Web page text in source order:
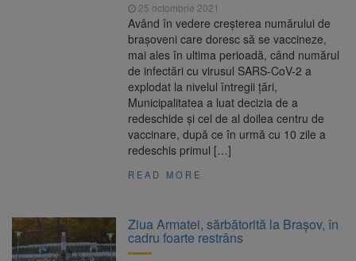
25 octombrie 2021
Având în vedere creșterea numărului de
brașoveni care doresc să se vaccineze,
mai ales în ultima perioadă, când numărul
de infectări cu virusul SARS-CoV-2 a
explodat la nivelul întregii țări,
Municipalitatea a luat decizia de a
redeschide și cel de al doilea centru de
vaccinare, după ce în urmă cu 10 zile a
redeschis primul […]
READ MORE
Ziua Armatei, sărbătorită la Braşov, în
cadru foarte restrâns